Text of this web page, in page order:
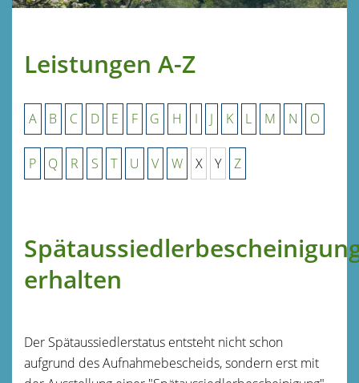
Leistungen A-Z
A B C D E F G H I J K L M N O
P Q R S T U V W X Y Z
erhalten
Der Spätaussiedlerstatus entsteht nicht schon
aufgrund des Aufnahmebescheids, sondern erst mit